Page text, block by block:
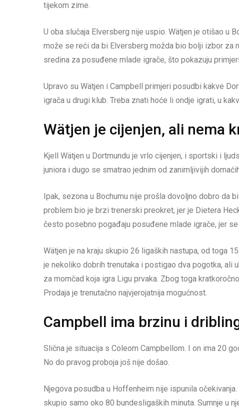
tijekom zime.
U oba slučaja Elversberg nije uspio. Wätjen je otišao u
može se reći da bi Elversberg možda bio bolji izbor za
sredina za posuđene mlade igrače, što pokazuju
Upravo su Wätjen i Campbell primjeri posudbi kakve
igrača u drugi klub. Treba znati hoće li ondje igrati, u
Wätjen je cijenjen, ali nema
Kjell Wätjen u Dortmundu je vrlo cijenjen, i sportski i
juniora i dugo se smatrao jednim od zanimljivijih
Ipak, sezona u Bochumu nije prošla dovoljno dobro da
problem bio je brzi trenerski preokret, jer je Dietera
često posebno pogađaju posuđene mlade igrače, jer
Wätjen je na kraju skupio 26 ligaških nastupa, od toga
je nekoliko dobrih trenutaka i postigao dva pogotka, ali
za momčad koja igra Ligu prvaka. Zbog toga
Prodaja je trenutačno najvjerojatnija mogućnost.
Campbell ima brzinu i
Slična je situacija s Coleom Campbellom. I on ima 20
No do pravog proboja još nije došao.
Njegova posudba u Hoffenheim nije ispunila
skupio samo oko 80 bundesligaških minuta. Sumnje u